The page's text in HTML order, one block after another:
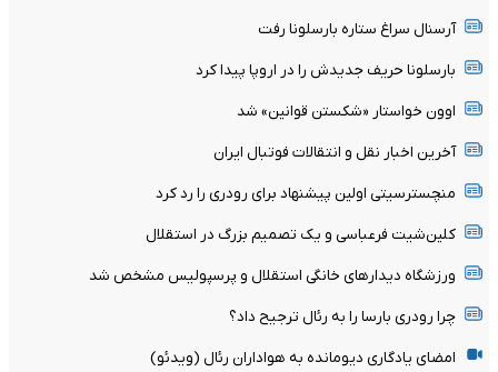
آرسنال سراغ ستاره بارسلونا رفت
بارسلونا حریف جدیدش را در اروپا پیدا کرد
اوون خواستار «شکستن قوانین» شد
آخرین اخبار نقل و انتقالات فوتبال ایران
منچسترسیتی اولین پیشنهاد برای رودری را رد کرد
کلین‌شیت فرعباسی و یک تصمیم بزرگ در استقلال
ورزشگاه دیدارهای خانگی استقلال و پرسپولیس مشخص شد
چرا رودری بارسا را به رئال ترجیح داد؟
امضای یادگاری دیومانده به هواداران رئال (ویدئو)